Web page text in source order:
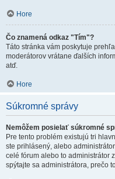
Hore
Čo znamená odkaz "Tím"?
Táto stránka vám poskytuje
moderátorov vrátane ďalších
atď.
Hore
Súkromné správy
Nemôžem posielať súkromné
Pre tento problém existujú tri
ste prihlásený, alebo
celé fórum alebo to administrátor
spýtajte sa administrátora, prečo